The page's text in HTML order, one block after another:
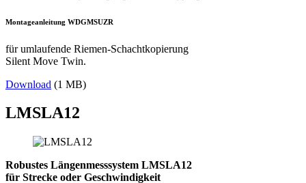
Montageanleitung WDGMSUZR
für umlaufende Riemen-Schachtkopierung
Silent Move Twin.
Download (1 MB)
LMSLA12
Robustes Längenmesssystem LMSLA12
für Strecke oder Geschwindigkeit